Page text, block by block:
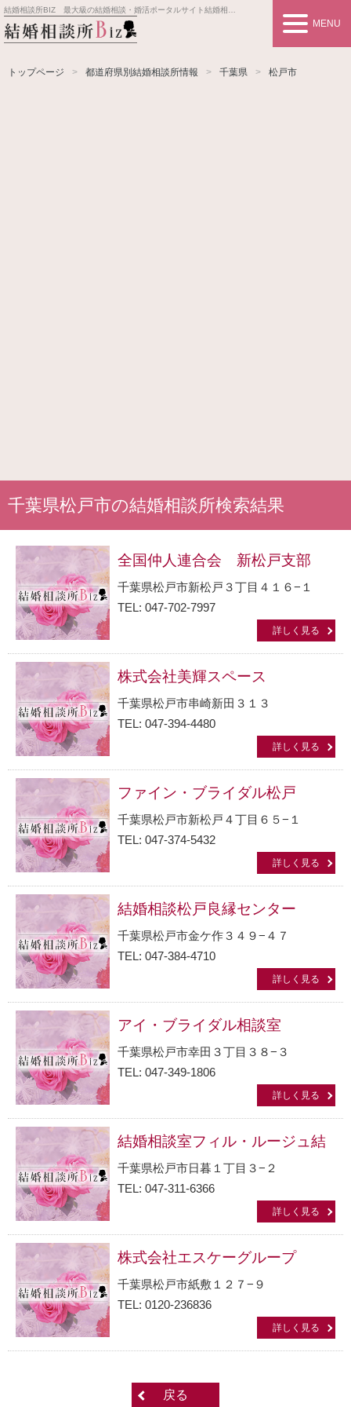
結婚相談所BIZ 最大級の結婚相談・婚活ポータルサイト結婚相談所事業者情報や婚活お見合いの悩み、対策を紹介します。
MENU
トップページ 都道府県別結婚相談所情報 千葉県 松戸市
千葉県松戸市の結婚相談所検索結果
全国仲人連合会 新松戸支部
千葉県松戸市新松戸３丁目４１６−１
TEL: 047-702-7997
詳しく見る
株式会社美輝スペース
千葉県松戸市串崎新田３１３
TEL: 047-394-4480
詳しく見る
ファイン・ブライダル松戸
千葉県松戸市新松戸４丁目６５−１
TEL: 047-374-5432
詳しく見る
結婚相談松戸良縁センター
千葉県松戸市金ケ作３４９−４７
TEL: 047-384-4710
詳しく見る
アイ・ブライダル相談室
千葉県松戸市幸田３丁目３８−３
TEL: 047-349-1806
詳しく見る
結婚相談室フィル・ルージュ結
千葉県松戸市日暮１丁目３−２
TEL: 047-311-6366
詳しく見る
株式会社エスケーグループ
千葉県松戸市紙敷１２７−９
TEL: 0120-236836
詳しく見る
戻る